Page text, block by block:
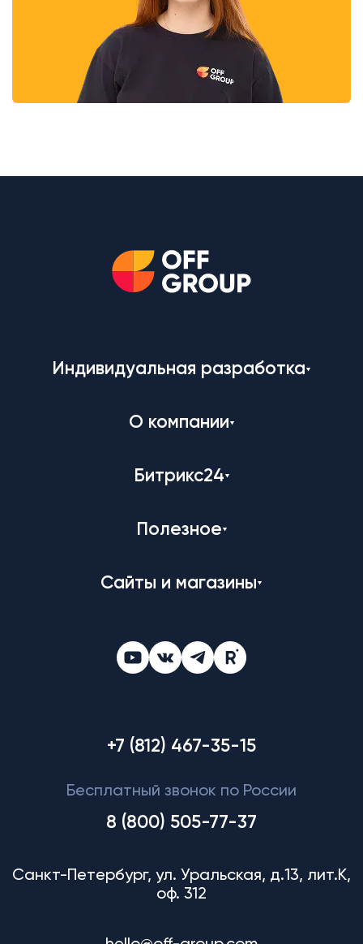
Индивидуальная разработка
О компании
Битрикс24
Полезное
Сайты и магазины
+7 (812) 467-35-15
Бесплатный звонок по России
8 (800) 505-77-37
Санкт-Петербург, ул. Уральская, д.13, лит.К,
оф. 312